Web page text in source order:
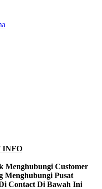
INFO
Menghubungi Customer
Menghubungi Pusat
Contact Di Bawah Ini